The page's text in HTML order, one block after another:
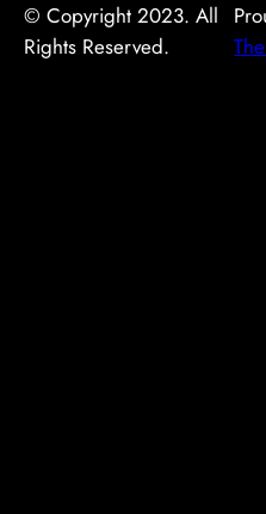
© Copyright 2023. All
Rights Reserved.